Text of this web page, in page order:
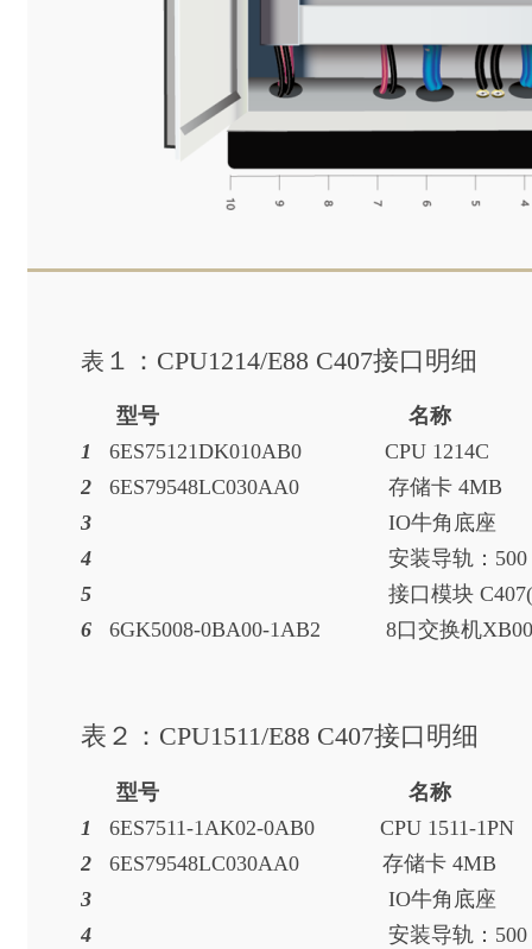
表 １：CPU1214/E88 C407接口明细
型号 名
1 6ES75121DK010AB0
2 6ES79548LC030AA0 存
3 IO牛
4 安装导轨
5 接口模块
6 6GK5008-0BA00-1AB2 8口
表２：CPU1511/E88 C407接口明细
型号 名
1 6ES7511-1AK02-0AB0 CPU
2 6ES79548LC030AA0 存
3 IO牛
4 安装导轨